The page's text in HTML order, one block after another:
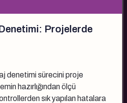
Projelerde
denetimi sürecini proje
hazırlığından ölçü
sık yapılan hatalara